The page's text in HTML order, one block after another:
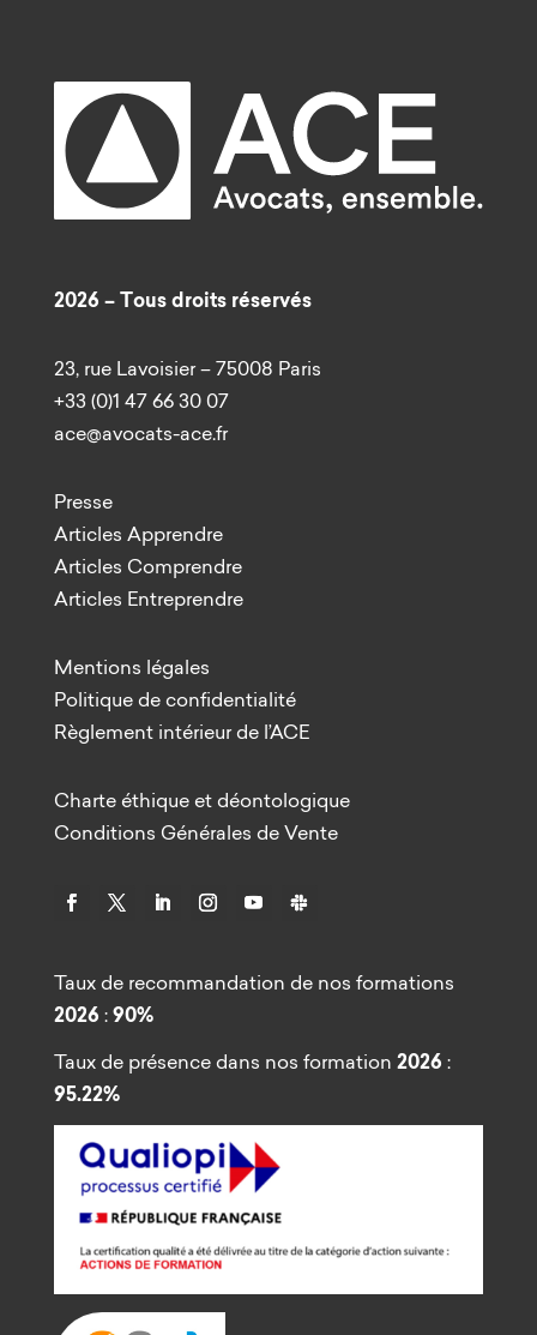
2026 – Tous droits réservés
23, rue Lavoisier – 75008 Paris
+33 (0)1 47 66 30 07
ace@avocats-ace.fr
Presse
Articles Apprendre
Articles Comprendre
Articles Entreprendre
Mentions légales
Politique de confidentialité
Règlement intérieur de l’ACE
Charte éthique et déontologique
Conditions Générales de Vente
Taux de recommandation de nos formations
2026 :90%
Taux de présence dans nos formation 2026 :
95.22%